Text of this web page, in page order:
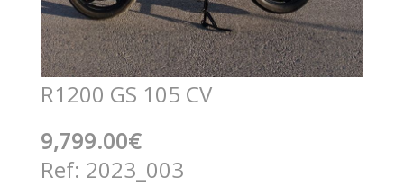
R1200 GS 105 CV
9,799.00€
Ref: 2023_003